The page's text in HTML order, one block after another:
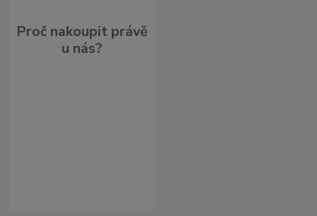
Proč nakoupit právě
u nás?